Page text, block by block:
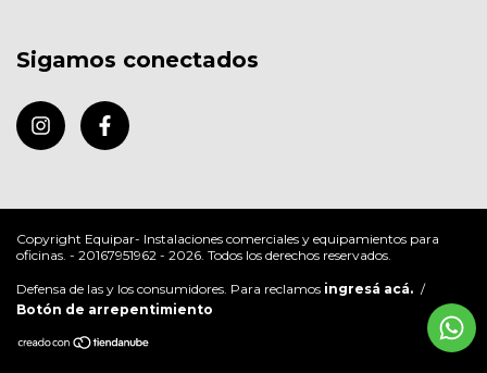
Sigamos conectados
Copyright Equipar- Instalaciones comerciales y equipamientos para
oficinas. - 20167951962 - 2026. Todos los derechos reservados.
Defensa de las y los consumidores. Para reclamos ingresá acá. /
Botón de arrepentimiento